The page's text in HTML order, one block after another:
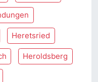
Heretsried
Heroldsberg